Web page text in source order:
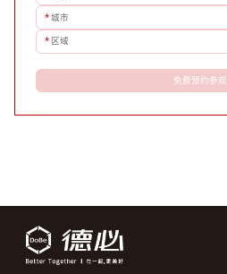
*城市
* 区域
免费预约参观